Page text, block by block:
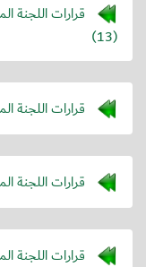
قرارات اللجنة
(13)
قرارات اللجنة
قرارات اللجنة
قرارات اللجنة